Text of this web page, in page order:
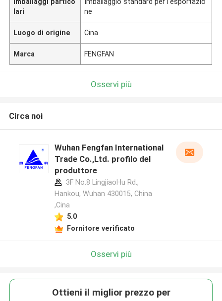
lari
ne
Luogo di origine Cina
Marca FENGFAN
Osservi più
Circa noi
Wuhan Fengfan International
Trade Co.,Ltd. profilo del
produttore
3F No.8 LingjiaoHu Rd.,
Hankou, Wuhan 430015, China
,Cina
5.0
Fornitore verificato
Osservi più
Ottieni il miglior prezzo per